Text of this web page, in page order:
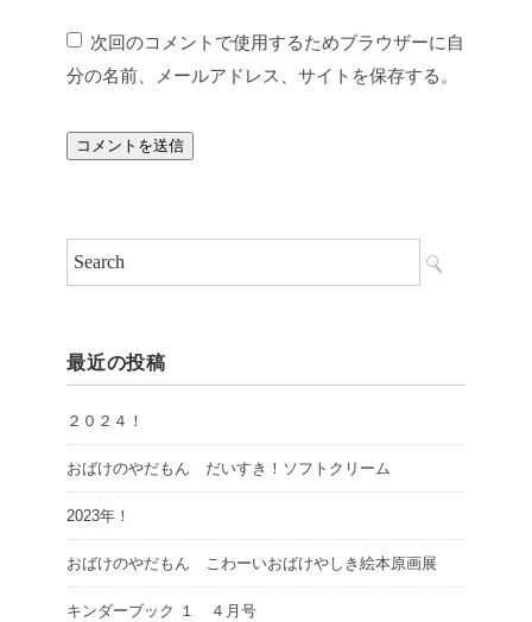
次回のコメントで使用するためブラウザーに自
分の名前、メールアドレス、サイトを保存する。
最近の投稿
２０２４！
おばけのやだもん だいすき！ソフトクリーム
2023年！
おばけのやだもん こわーいおばけやしき絵本原画展
キンダーブック １ ４月号